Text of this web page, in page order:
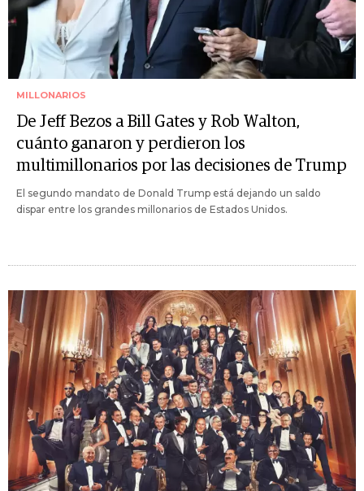
MILLONARIOS
De Jeff Bezos a Bill Gates y Rob Walton,
cuánto ganaron y perdieron los
multimillonarios por las decisiones de Trump
El segundo mandato de Donald Trump está dejando un saldo
dispar entre los grandes millonarios de Estados Unidos.